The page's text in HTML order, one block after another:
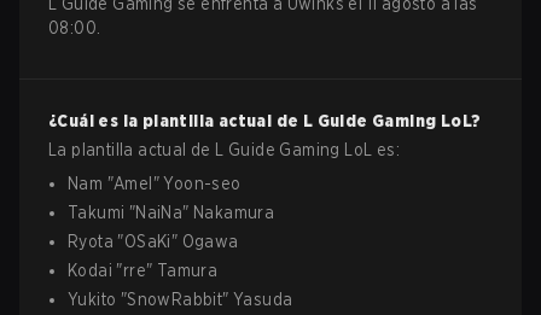
08:00.
¿Cuál es la plantilla actual de L Guide Gaming LoL?
La plantilla actual de
L Guide Gaming LoL
es:
Nam "Amel "Yoon-seo
Takumi "NaiNa" Nakamura
Ryota "OSaKi" Ogawa
Kodai "rre" Tamura
Yukito "SnowRabbit"Yasuda